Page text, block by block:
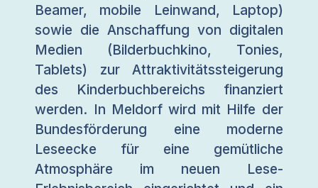
Beamer, mobile Leinwand, Laptop)
sowie die Anschaffung von digitalen
Medien (Bilderbuchkino, Tonies,
Tablets) zur Attraktivitätssteigerung
des Kinderbuchbereichs finanziert
werden. In Meldorf wird mit Hilfe der
Bundesförderung eine moderne
Leseecke für eine gemütliche
Atmosphäre im neuen Lese-